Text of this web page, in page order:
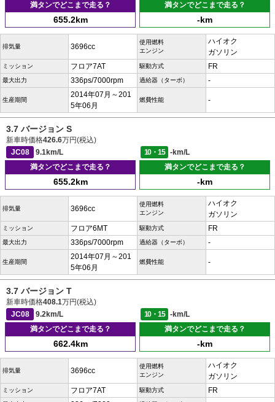
満タンでどこまで走る？
655.2km
満タンでどこまで走る？
-km
排気量 3696cc
使用燃料
エンジン
ハイオク
ガソリン
ミッション フロア7AT 駆動方式 FR
最大出力 336ps/7000rpm 過給器（ターボ） -
生産期間
2014年07月～201
5年06月
燃費性能 -
3.7 バージョン S
新車時価格426.6万円(税込)
JC08
9.1km/L 10・15
-km/L
満タンでどこまで走る？
655.2km
満タンでどこまで走る？
-km
排気量 3696cc
使用燃料
エンジン
ハイオク
ガソリン
ミッション フロア6MT 駆動方式 FR
最大出力 336ps/7000rpm 過給器（ターボ） -
生産期間
2014年07月～201
5年06月
燃費性能 -
3.7 バージョン T
新車時価格408.1万円(税込)
JC08
9.2km/L 10・15
-km/L
満タンでどこまで走る？
662.4km
満タンでどこまで走る？
-km
排気量 3696cc
使用燃料
エンジン
ハイオク
ガソリン
ミッション フロア7AT 駆動方式 FR